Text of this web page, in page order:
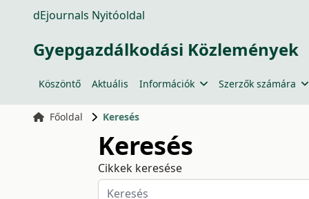
dEjournals Nyitóoldal
Gyepgazdálkodási Közlemények
Köszöntő Aktuális Információk Szerzők számára
Főoldal Keresés
Keresés
Cikkek keresése